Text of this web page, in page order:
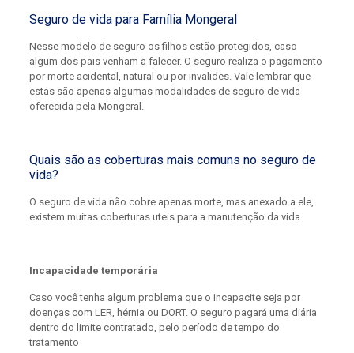
Seguro de vida para Família Mongeral
Nesse modelo de seguro os filhos estão protegidos, caso
algum dos pais venham a falecer. O seguro realiza o pagamento
por morte acidental, natural ou por invalides. Vale lembrar que
estas são apenas algumas modalidades de seguro de vida
oferecida pela Mongeral.
Quais são as coberturas mais comuns no seguro de
vida?
O seguro de vida não cobre apenas morte, mas anexado a ele,
existem muitas coberturas uteis para a manutenção da vida.
Incapacidade temporária
Caso você tenha algum problema que o incapacite seja por
doenças com LER, hérnia ou DORT. O seguro pagará uma diária
dentro do limite contratado, pelo período de tempo do
tratamento